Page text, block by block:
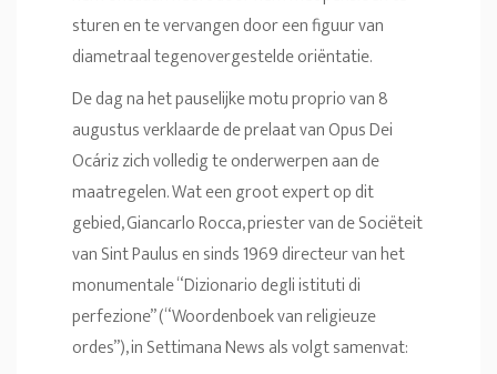
sturen en te vervangen door een figuur van
diametraal tegenovergestelde oriëntatie.
De dag na het pauselijke motu proprio van 8
augustus verklaarde de prelaat van Opus Dei
Ocáriz zich volledig te onderwerpen aan de
maatregelen. Wat een groot expert op dit
gebied, Giancarlo Rocca, priester van de Sociëteit
van Sint Paulus en sinds 1969 directeur van het
monumentale “Dizionario degli istituti di
perfezione” (“Woordenboek van religieuze
ordes”), in Settimana News als volgt samenvat: